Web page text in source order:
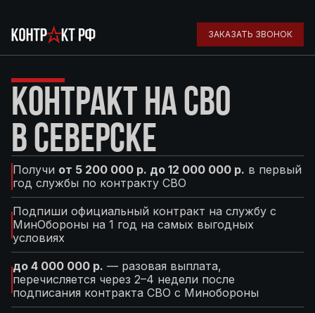
ЗАКАЗАТЬ ЗВОНОК
КОНТРАКТ НА СВО
В СЕВЕРСКЕ
Получи от 5 200 000 р. до 12 000 000 р. в первый
год службы по контракту СВО
Подпиши официальный контракт на службу с
МинОбороны на 1 год на самых выгодных
условиях
до 4 000 000 р. — разовая выплата,
перечисляется через 2–4 недели после
подписания контракта СВО с Минобороны